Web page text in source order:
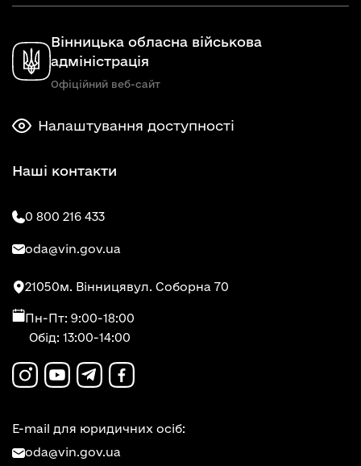
Вінницька обласна військова
адміністрація
Офіційний веб-сайт
Налаштування доступності
Наші контакти
0 800 216 433
oda@vin.gov.ua
21050м. Вінницявул. Соборна 70
Пн-Пт: 9:00-18:00
Обід: 13:00-14:00
E-mail для юридичних осіб:
oda@vin.gov.ua